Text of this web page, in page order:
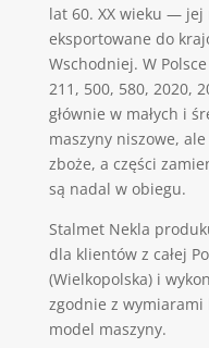
lat 60. XX wieku — jej
eksportowane do
Wschodniej. W
211, 500, 580, 2020,
głównie w małych i
maszyny niszowe,
zboże, a części
są nadal w obiegu.
Stalmet Nekla
dla klientów z całej
(Wielkopolska) i
zgodnie z
model maszyny.